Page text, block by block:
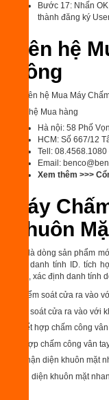
Bước 17: Nhấn
thành đăng ký
Liên hệ
Công
Liên hệ Mua hàng
Hà nội: 58 Phố
HCM: Số 667/12
Tell:
Email:
Xem thêm >>>
Máy
Khuôn
Đây là dòng sản phẩm
định danh tính ID. tích
công, xác định danh tính
kiểm soát cửa ra vào với
kết hợp chấm công vân
nhận diện khuôn mặt